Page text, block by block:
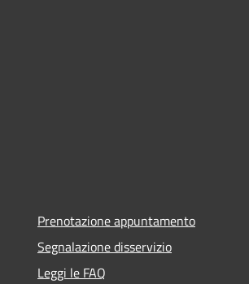
Prenotazione appuntamento
Segnalazione disservizio
Leggi le FAQ